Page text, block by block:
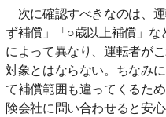
次に確認すべきなのは、
ず補償」「○歳以上補償」
によって異なり、運転者が
対象とはならない。ちなみ
て補償範囲も違ってくるた
険会社に問い合わせると安心